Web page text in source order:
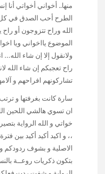
منها.. أخواني أخواتي أنا
الطرح أحب الصدق في
الله وراح تتزوجون أو راح
الموضوع يااخواني ويا
ولانقول إلا إن شاء
راح تعجبكم إن شاء الله
تشاركونهم افراحهم و
سارة كانت بغرفتها و
ان تسوي هالشي اللحين
خواتي و الله الرواية
،، و اكيد أكيد أكيد بين
الاصلية و بشوف
بتكون ذكريات روعــة